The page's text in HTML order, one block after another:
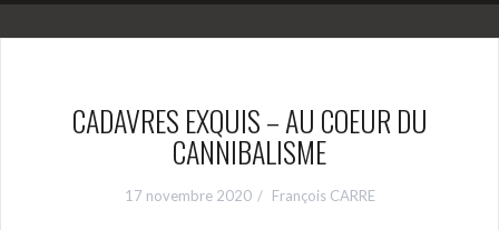
CADAVRES EXQUIS – AU COEUR DU
CANNIBALISME
17 novembre 2020 François CARRE